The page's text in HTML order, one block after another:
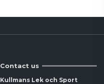
Contact us
Kullmans Lek och Sport